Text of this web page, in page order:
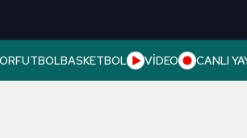
FUTBOLBASKETBOL VİDEO CANLI